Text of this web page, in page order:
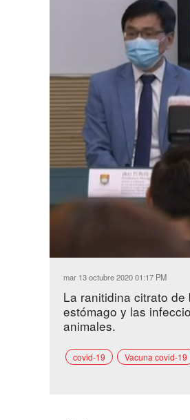
mar 13 octubre 2020 01:17 PM
La ranitidina citrato
estómago y las
animales.
covid-19 Vacuna covid-19